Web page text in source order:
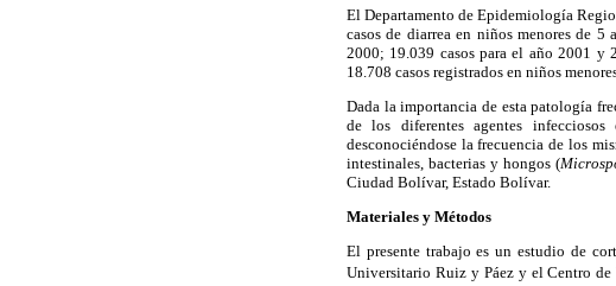
El Departamento de Epidemiología
casos de diarrea en niños menores de
2000; 19.039 casos para el año 2001 y
18.708 casos registrados en niños
Dada la importancia de esta patología
de los diferentes agentes
desconociéndose la frecuencia de los
intestinales, bacterias y hongos (
Ciudad Bolívar, Estado Bolívar.
Materiales y Métodos
El presente trabajo es un estudio de
Universitario Ruiz y Páez y el Centro de